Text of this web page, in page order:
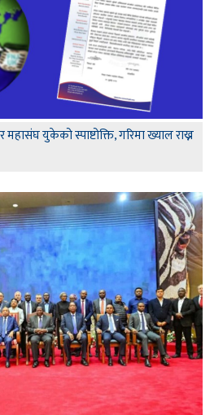
महासंघ युकेको स्पाष्टोक्ति, गरिमा ख्याल राख्न